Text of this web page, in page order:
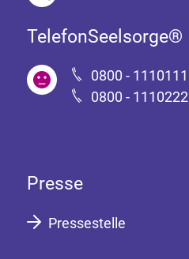
TelefonSeelsorge®
0800 - 1110111
0800 - 1110222
Presse
Pressestelle